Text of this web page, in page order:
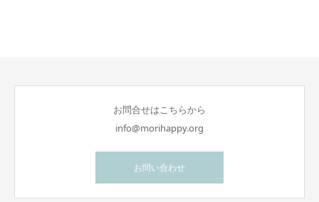
お問合せはこちらから
info@morihappy.org
お問い合わせ